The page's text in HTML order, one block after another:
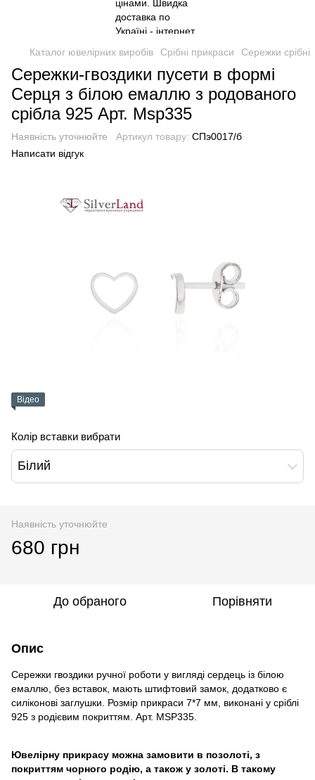
Каталог ювелірних виробів Срібні прикраси Сережки срібні
Сережки-гвоздики пусети в формі
Серця з білою емаллю з родованого
срібла 925 Арт. Msp335
Наявність уточнюйте Артикул товару: СПэ0017/б
Написати відгук
Відео
Колір вставки вибрати
Білий
Наявність уточнюйте
680 грн
До обраного Порівняти
Опис
Сережки гвоздики ручної роботи у вигляді сердець із білою
емаллю, без вставок, мають штифтовий замок, додатково є
силіконові заглушки. Розмір прикраси 7*7 мм, виконані у сріблі
925 з родієвим покриттям. Арт. MSP335.
Ювелірну прикрасу можна замовити в позолоті, з
покриттям чорного родію, а також у золоті. В такому